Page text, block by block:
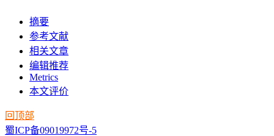
摘要
参考文献
相关文章
编辑推荐
Metrics
本文评价
回顶部
蜀ICP备09019972号-5